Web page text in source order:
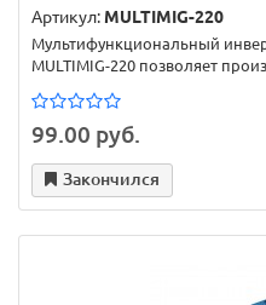
Артикул: MULTIMIG-220
Мультифункциональный
MULTIMIG-220 позволяет
99.00 руб.
Закончился